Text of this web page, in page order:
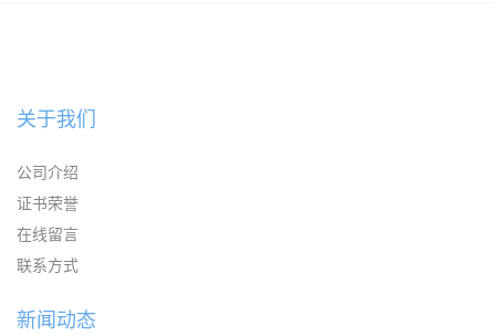
关于我们
公司介绍
证书荣誉
在线留言
联系方式
新闻动态